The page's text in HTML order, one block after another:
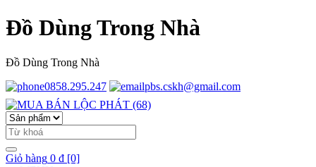
Đồ Dùng Trong Nhà
Đồ Dùng Trong Nhà
0858.295.247
pbs.cskh@gmail.com
Giỏ hàng 0 đ [0]